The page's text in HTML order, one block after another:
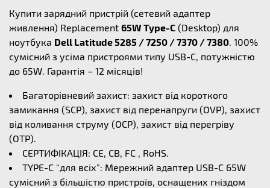
Купити зарядний пристрій (сетевий адаптер
живлення) Replacement 65W Type-C (Desktop) для
ноутбука Dell Latitude 5285 / 7250 / 7370 / 7380. 100%
сумісний з усіма пристроями типу USB-C, потужністю
до 65W. Гарантія – 12 місяців!
Багаторівневий захист: захист від короткого
замикання (SCP), захист від перенапруги (OVP), захист
від коливання струму (OCP), захист від перегріву
(OTP).
СЕРТИФІКАЦІЯ: CE, CB, FC , RoHS.
TYPE-C "для всіх": Мережний адаптер USB-C 65W
сумісний з більшістю пристроїв, оснащених гніздом